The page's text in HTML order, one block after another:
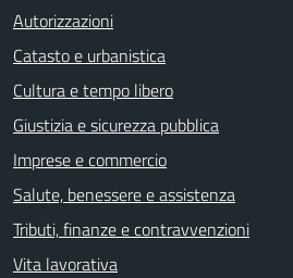
Autorizzazioni
Catasto e urbanistica
Cultura e tempo libero
Giustizia e sicurezza pubblica
Imprese e commercio
Salute, benessere e assistenza
Tributi, finanze e contravvenzioni
Vita lavorativa